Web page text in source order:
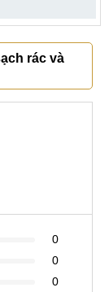
rác và
0
0
0